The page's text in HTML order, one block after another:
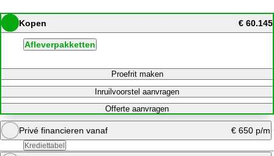
Kopen € 60.145
Afleverpakketten
Proefrit maken
Inruilvoorstel aanvragen
Offerte aanvragen
Privé financieren vanaf € 650 p/m
Krediettabel